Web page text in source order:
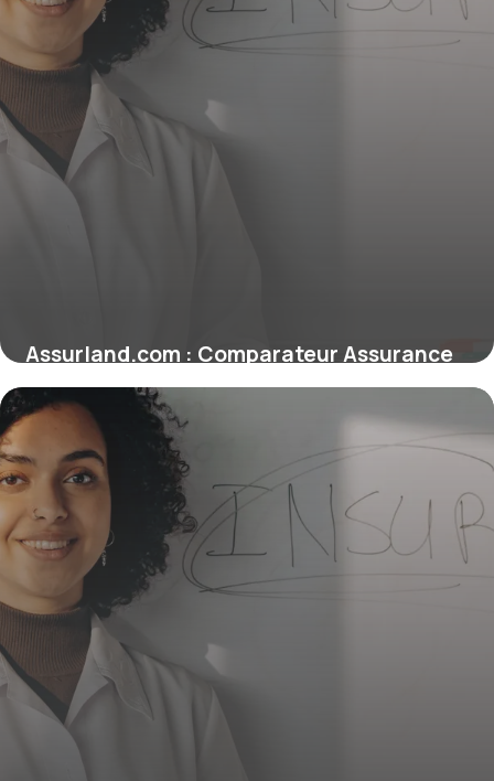
Assurland.com : Comparateur Assurance
Pro
12 juin 2026